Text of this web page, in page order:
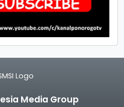
Media Group